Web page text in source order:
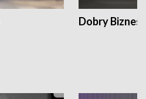
Dobry Biznes